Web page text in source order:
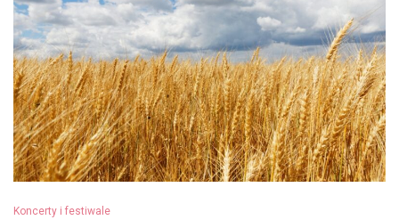
Koncerty i festiwale